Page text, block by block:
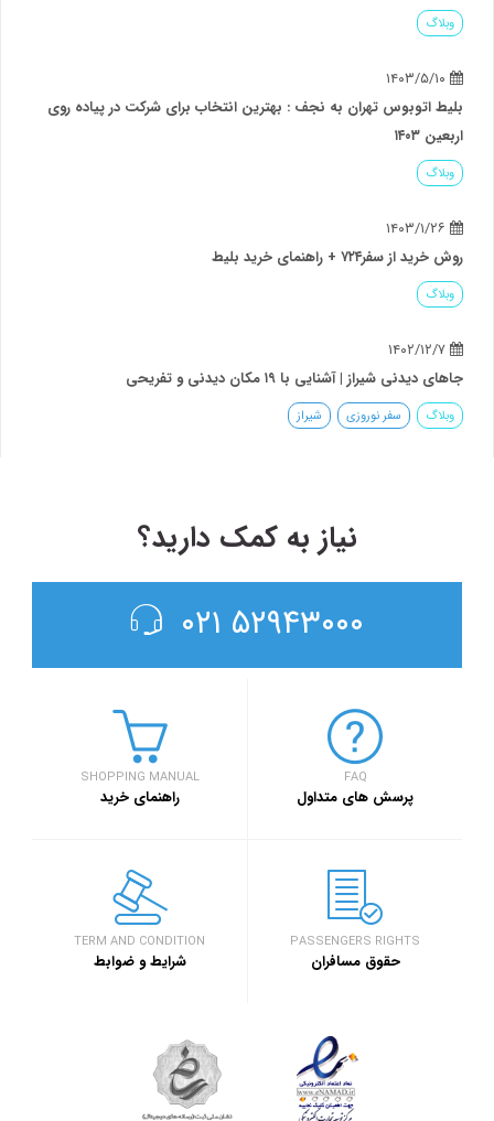
: بهترین انتخاب برای شرکت در پیاده روی
و تفریحی
شیراز
نیاز به کمک دارید؟
۵۲۹۴۳۰۰۰ ۰۲۱
SHOPPING MANUAL
راهنمای خرید
FAQ
پرسش های متداول
TERM AND CONDITION
شرایط و ضوابط
PASSENGERS RIGHTS
حقوق مسافران